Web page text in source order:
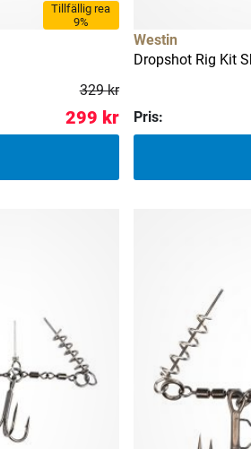
Tillfällig rea
9%
329 kr
299 kr
Westin
Dropshot Rig Kit
Pris: